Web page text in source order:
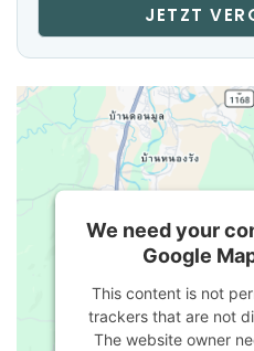
JETZT
We need your
Google
This content is not
trackers that are not
The website owner